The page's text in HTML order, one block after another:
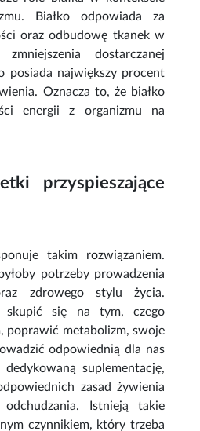
Białko odpowiada za
oraz odbudowę tkanek w
dostarczanej
posiada największy procent
Oznacza to, że białko
energii z organizmu na
przyspieszające
takim rozwiązaniem.
potrzeby prowadzenia
zdrowego stylu życia.
skupić się na tym, czego
poprawić metabolizm, swoje
odpowiednią dla nas
suplementację,
zasad żywienia
Istnieją takie
czynnikiem, który trzeba